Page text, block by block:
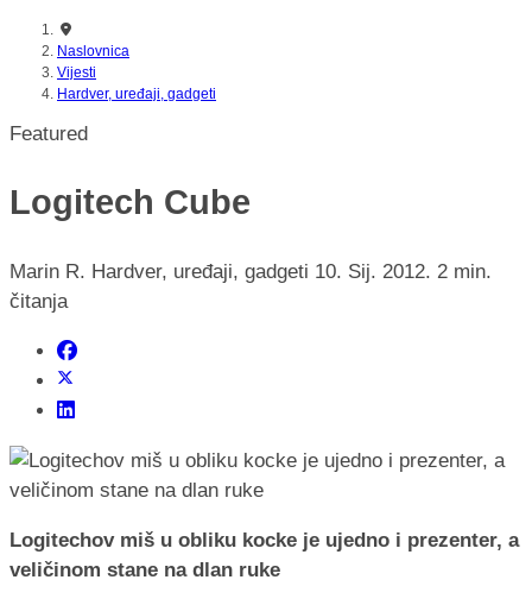
Naslovnica
Vijesti
Hardver, uređaji, gadgeti
Featured
Logitech Cube
Marin R. Hardver, uređaji, gadgeti 10. Sij. 2012. 2 min.
čitanja
Logitechov miš u obliku kocke je ujedno i prezenter, a
veličinom stane na dlan ruke